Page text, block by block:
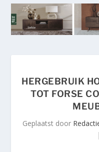
HERGEBRUIK
TOT FORSE
Geplaatst door